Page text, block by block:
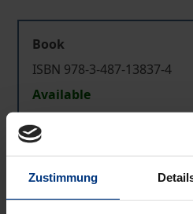
Zustimmung
Book
ISBN 978-3-487-13837-4
Available